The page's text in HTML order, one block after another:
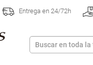
Entrega en 24/72h